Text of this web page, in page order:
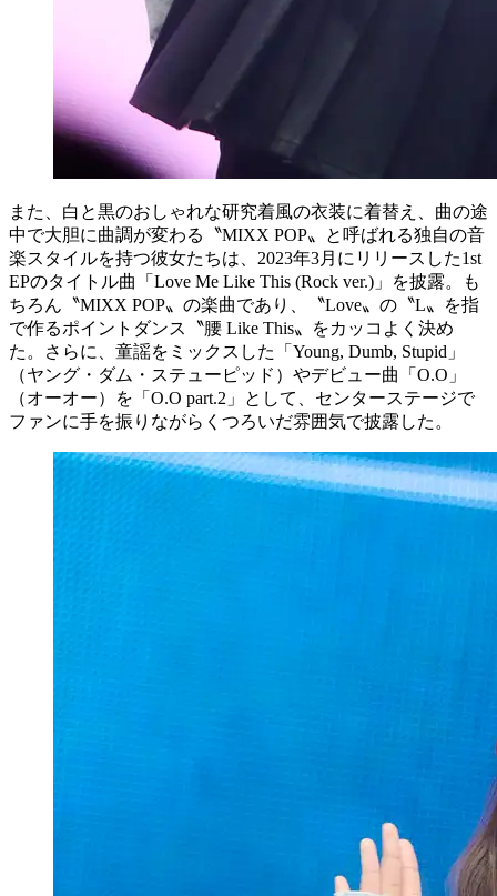
また、白と黒のおしゃれな研究着風の衣装に着替え、曲の途
中で大胆に曲調が変わる〝MIXX POP〟と呼ばれる独自の音
楽スタイルを持つ彼女たちは、2023年3月にリリースした1st
EPのタイトル曲「Love Me Like This (Rock ver.)」を披露。も
ちろん〝MIXX POP〟の楽曲であり、〝Love〟の〝L〟を指
で作るポイントダンス〝腰 Like This〟をカッコよく決め
た。さらに、童謡をミックスした「Young, Dumb, Stupid」
（ヤング・ダム・ステューピッド）やデビュー曲「O.O」
（オーオー）を「O.O part.2」として、センターステージで
ファンに手を振りながらくつろいだ雰囲気で披露した。